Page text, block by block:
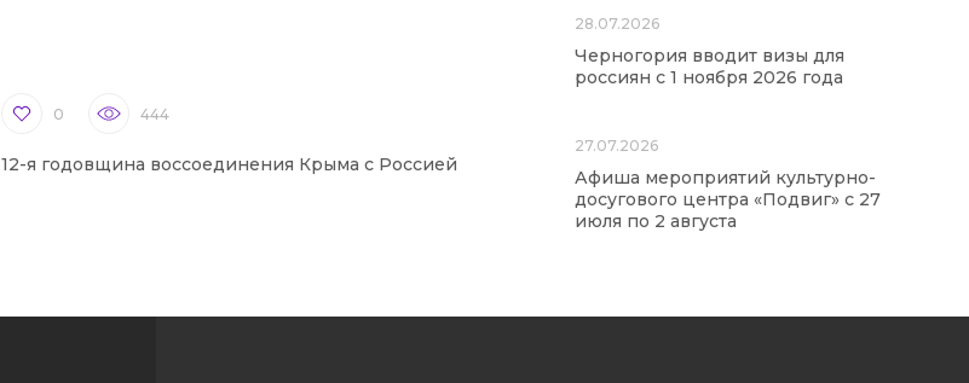
0 444
12-я годовщина воссоединения Крыма с Россией
28.07.2026
Черногория вводит визы для
россиян с 1 ноября 2026 года
27.07.2026
Афиша мероприятий культурно-
досугового центра «Подвиг» с 27
июля по 2 августа